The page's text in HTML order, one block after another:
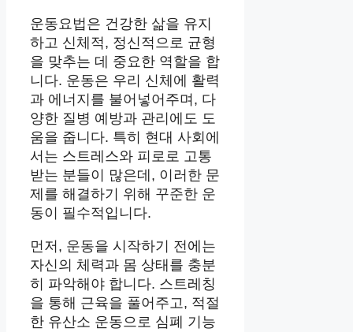
운동요법은 건강한 삶을 유지
하고 신체적, 정신적으로 균형
을 맞추는 데 중요한 역할을 합
니다. 운동은 우리 신체에 활력
과 에너지를 불어넣어주며, 다
양한 질병 예방과 관리에도 도
움을 줍니다. 특히 현대 사회에
서는 스트레스와 피로로 고통
받는 분들이 많은데, 이러한 문
제를 해결하기 위해 꾸준한 운
동이 필수적입니다.
먼저, 운동을 시작하기 전에는
자신의 체력과 몸 상태를 충분
히 파악해야 합니다. 스트레칭
을 통해 근육을 풀어주고, 적절
한 유산소 운동으로 심폐 기능